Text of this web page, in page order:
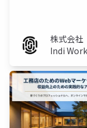
株式会社
Indi